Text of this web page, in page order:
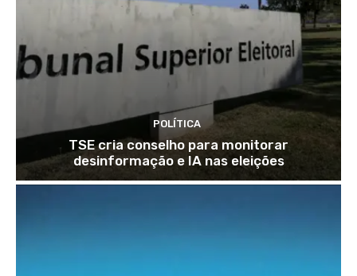
POLÍTICA
TSE cria conselho para monitorar
desinformação e IA nas eleições